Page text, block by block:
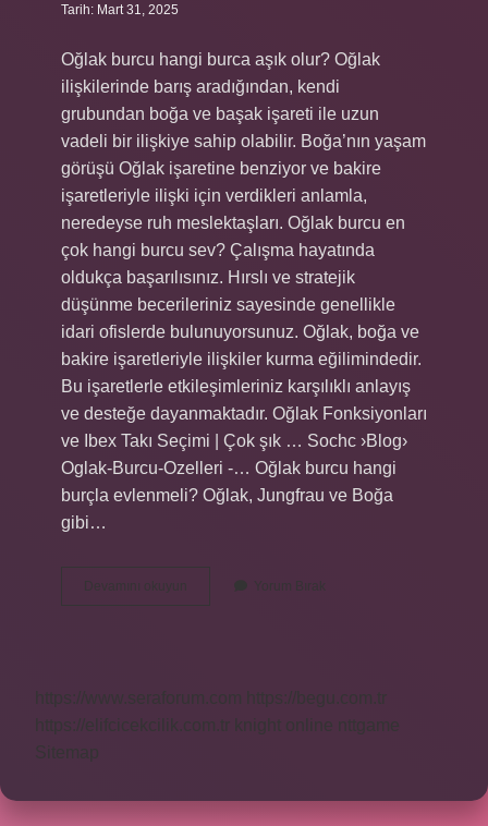
Tarih: Mart 31, 2025
Oğlak burcu hangi burca aşık olur? Oğlak
ilişkilerinde barış aradığından, kendi
grubundan boğa ve başak işareti ile uzun
vadeli bir ilişkiye sahip olabilir. Boğa’nın yaşam
görüşü Oğlak işaretine benziyor ve bakire
işaretleriyle ilişki için verdikleri anlamla,
neredeyse ruh meslektaşları. Oğlak burcu en
çok hangi burcu sev? Çalışma hayatında
oldukça başarılısınız. Hırslı ve stratejik
düşünme becerileriniz sayesinde genellikle
idari ofislerde bulunuyorsunuz. Oğlak, boğa ve
bakire işaretleriyle ilişkiler kurma eğilimindedir.
Bu işaretlerle etkileşimleriniz karşılıklı anlayış
ve desteğe dayanmaktadır. Oğlak Fonksiyonları
ve Ibex Takı Seçimi | Çok şık … Sochc ›Blog›
Oglak-Burcu-Ozelleri -… Oğlak burcu hangi
burçla evlenmeli? Oğlak, Jungfrau ve Boğa
gibi…
Devamını okuyun
Burcuna
Yorum Bırak
https://www.seraforum.com
https://begu.com.tr
https://elifcicekcilik.com.tr knight online
nttgame
Sitemap